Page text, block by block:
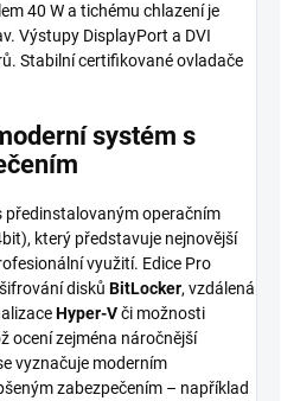
40 W a tichému chlazení je
Výstupy DisplayPort a DVI
Stabilní certifikované ovladače
systém s
předinstalovaným operačním
který představuje nejnovější
využití. Edice Pro
disků BitLocker, vzdálená
Hyper-Vči možnosti
ocení zejména náročnější
vyznačuje moderním
zabezpečením – například